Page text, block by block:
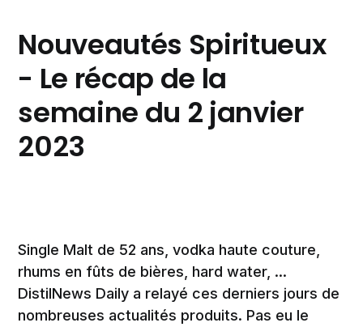
Nouveautés Spiritueux
- Le récap de la
semaine du 2 janvier
2023
Single Malt de 52 ans, vodka haute couture,
rhums en fûts de bières, hard water, ...
DistilNews Daily a relayé ces derniers jours de
nombreuses actualités produits. Pas eu le